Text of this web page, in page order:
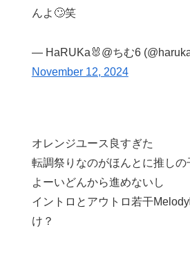
んよ🙄笑
— HaRUKa🐰@ちむ6
November 12, 2024
オレンジユース良すぎた
転調祭りなのがほんとに推しの
よーいどんから進めないし
イントロとアウトロ若干
け？